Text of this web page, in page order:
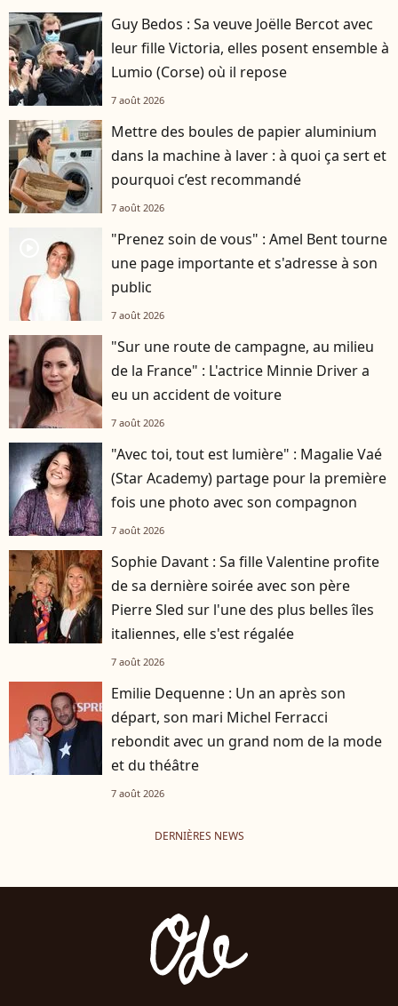
Guy Bedos : Sa veuve Joëlle Bercot avec
leur fille Victoria, elles posent ensemble à
Lumio (Corse) où il repose
7 août 2026
Mettre des boules de papier aluminium
dans la machine à laver : à quoi ça sert et
pourquoi c’est recommandé
7 août 2026
"Prenez soin de vous" : Amel Bent tourne
une page importante et s'adresse à son
public
7 août 2026
"Sur une route de campagne, au milieu
de la France" : L'actrice Minnie Driver a
eu un accident de voiture
7 août 2026
"Avec toi, tout est lumière" : Magalie Vaé
(Star Academy) partage pour la première
fois une photo avec son compagnon
7 août 2026
Sophie Davant : Sa fille Valentine profite
de sa dernière soirée avec son père
Pierre Sled sur l'une des plus belles îles
italiennes, elle s'est régalée
7 août 2026
Emilie Dequenne : Un an après son
départ, son mari Michel Ferracci
rebondit avec un grand nom de la mode
et du théâtre
7 août 2026
DERNIÈRES NEWS